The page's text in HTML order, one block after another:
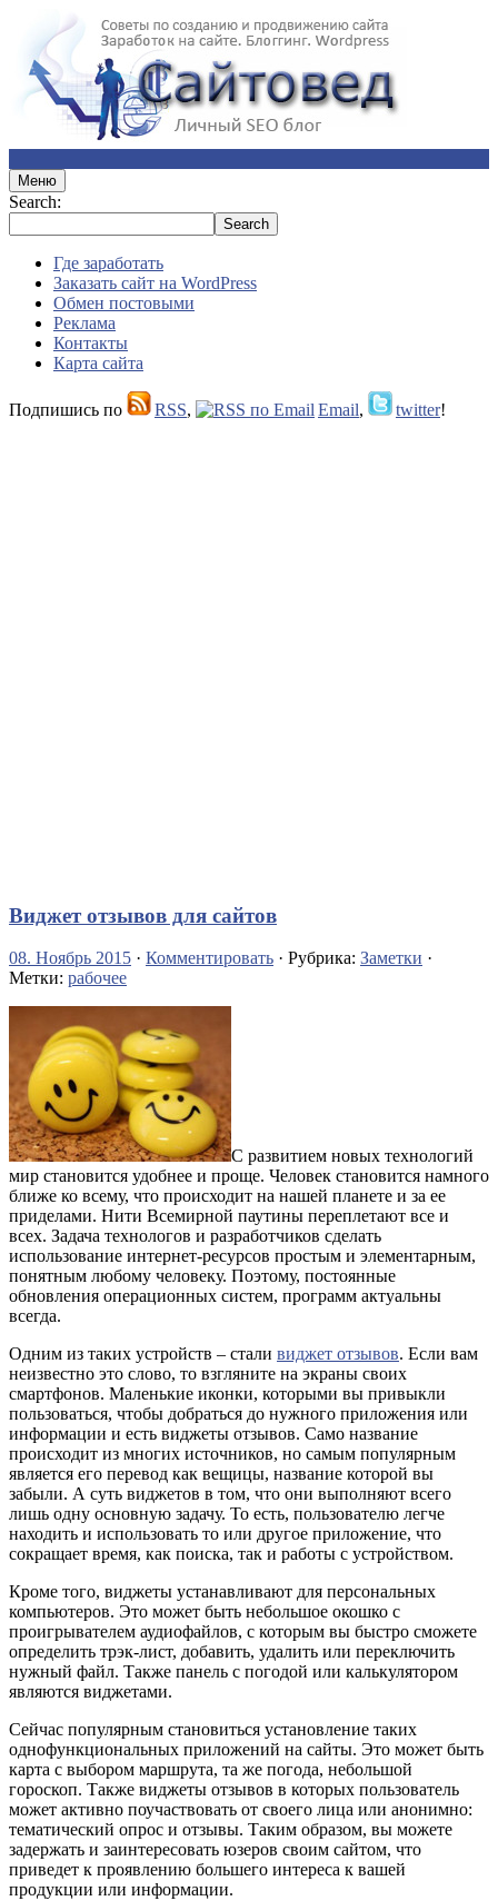
Меню
Search:
Где заработать
Заказать сайт на WordPress
Обмен постовыми
Реклама
Контакты
Карта сайта
Подпишись по RSS, Email, twitter!
Виджет отзывов для сайтов
08. Ноябрь 2015 · Комментировать · Рубрика: Заметки ·
Метки: рабочее
С развитием новых технологий
мир становится удобнее и проще. Человек становится намного
ближе ко всему, что происходит на нашей планете и за ее
приделами. Нити Всемирной паутины переплетают все и
всех. Задача технологов и разработчиков сделать
использование интернет-ресурсов простым и элементарным,
понятным любому человеку. Поэтому, постоянные
обновления операционных систем, программ актуальны
всегда.
Одним из таких устройств – стали виджет отзывов. Если вам
неизвестно это слово, то взгляните на экраны своих
смартфонов. Маленькие иконки, которыми вы привыкли
пользоваться, чтобы добраться до нужного приложения или
информации и есть виджеты отзывов. Само название
происходит из многих источников, но самым популярным
является его перевод как вещицы, название которой вы
забыли. А суть виджетов в том, что они выполняют всего
лишь одну основную задачу. То есть, пользователю легче
находить и использовать то или другое приложение, что
сокращает время, как поиска, так и работы с устройством.
Кроме того, виджеты устанавливают для персональных
компьютеров. Это может быть небольшое окошко с
проигрывателем аудиофайлов, с которым вы быстро сможете
определить трэк-лист, добавить, удалить или переключить
нужный файл. Также панель с погодой или калькулятором
являются виджетами.
Сейчас популярным становиться установление таких
однофункциональных приложений на сайты. Это может быть
карта с выбором маршрута, та же погода, небольшой
гороскоп. Также виджеты отзывов в которых пользователь
может активно поучаствовать от своего лица или анонимно:
тематический опрос и отзывы. Таким образом, вы можете
задержать и заинтересовать юзеров своим сайтом, что
приведет к проявлению большего интереса к вашей
продукции или информации.